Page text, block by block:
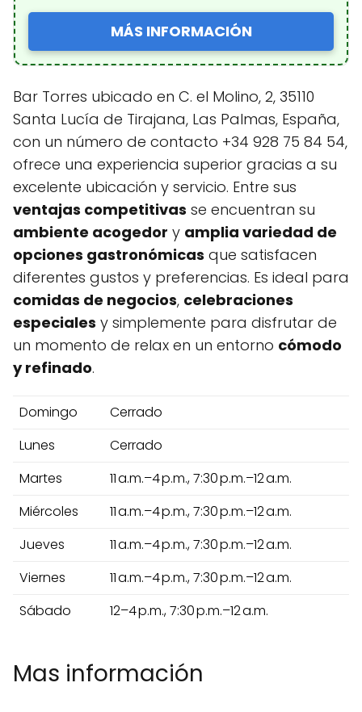
MÁS INFORMACIÓN
Bar Torres ubicado en C. el Molino, 2, 35110
Santa Lucía de Tirajana, Las Palmas, España,
con un número de contacto +34 928 75 84 54,
ofrece una experiencia superior gracias a su
excelente ubicación y servicio. Entre sus
ventajas competitivas se encuentran su
ambiente acogedor y amplia variedad de
opciones gastronómicas que satisfacen
diferentes gustos y preferencias. Es ideal para
comidas de negocios, celebraciones
especiales y simplemente para disfrutar de
un momento de relax en un entorno cómodo
y refinado.
Domingo
Cerrado
Lunes
Cerrado
Martes
11 a.m.–4 p.m., 7:30 p.m.–12 a.m.
Miércoles
11 a.m.–4 p.m., 7:30 p.m.–12 a.m.
Jueves
11 a.m.–4 p.m., 7:30 p.m.–12 a.m.
Viernes
11 a.m.–4 p.m., 7:30 p.m.–12 a.m.
Sábado
12–4 p.m., 7:30 p.m.–12 a.m.
Mas información